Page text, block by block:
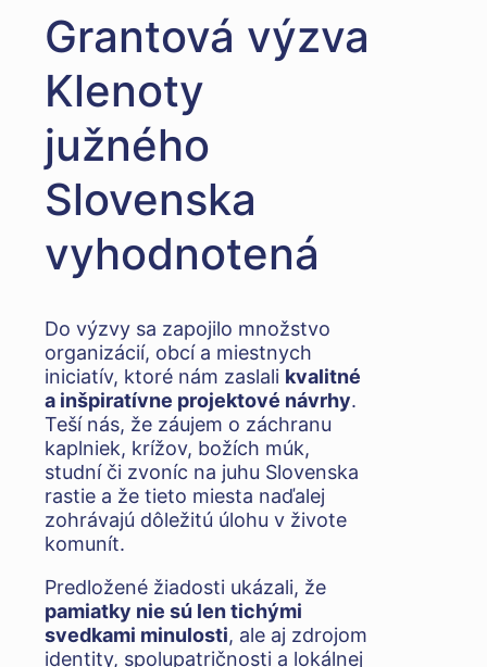
Grantová výzva
Klenoty
južného
Slovenska
vyhodnotená
Do výzvy sa zapojilo množstvo
organizácií, obcí a miestnych
iniciatív, ktoré nám zaslali kvalitné
a inšpiratívne projektové návrhy.
Teší nás, že záujem o záchranu
kaplniek, krížov, božích múk,
studní či zvoníc na juhu Slovenska
rastie a že tieto miesta naďalej
zohrávajú dôležitú úlohu v živote
komunít.
Predložené žiadosti ukázali, že
pamiatky nie sú len tichými
svedkami minulosti, ale aj zdrojom
identity, spolupatričnosti a lokálnej